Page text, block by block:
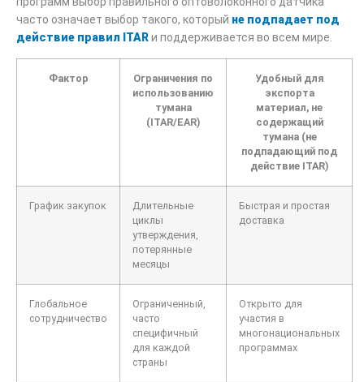
часто означает выбор такого, который не подпадает под
действие правил ITARи поддерживается во всем мире.
Фактор
Ограничения по
использованию
тумана
(ITAR/EAR)
Удобный для
экспорта
материал, не
содержащий
тумана (не
подпадающий под
действие ITAR)
График закупок
Длительные
циклы
утверждения,
потерянные
месяцы
Быстрая и простая
доставка
Глобальное
сотрудничество
Ограниченный,
часто
специфичный
для каждой
страны
Открыто для
участия в
многонациональных
программах